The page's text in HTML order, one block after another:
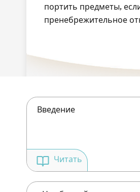
портить предметы,
пренебрежительное
Введение
Читать